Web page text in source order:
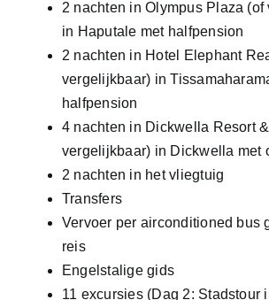
2 nachten in Olympus Plaza
in Haputale met halfpension
2 nachten in Hotel Elephant
vergelijkbaar) in
halfpension
4 nachten in Dickwella Resort
vergelijkbaar) in Dickwella met
2 nachten in het vliegtuig
Transfers
Vervoer per airconditioned bus
reis
Engelstalige gids
11 excursies (Dag 2: Stadstour